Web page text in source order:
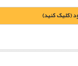
(کليک کنيد)